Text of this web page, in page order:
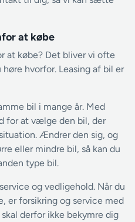
at købe
at købe? Det bliver vi ofte
hvorfor. Leasing af bil er
bil i mange år. Med
for at vælge den bil, der
Ændrer den sig, og
eller mindre bil, så kan du
type bil.
og vedligehold. Når du
er forsikring og service med
derfor ikke bekymre dig